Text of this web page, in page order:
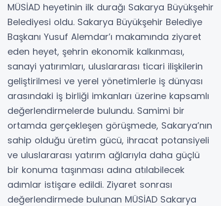
MÜSİAD heyetinin ilk durağı Sakarya Büyükşehir
Belediyesi oldu. Sakarya Büyükşehir Belediye
Başkanı Yusuf Alemdar’ı makamında ziyaret
eden heyet, şehrin ekonomik kalkınması,
sanayi yatırımları, uluslararası ticari ilişkilerin
geliştirilmesi ve yerel yönetimlerle iş dünyası
arasındaki iş birliği imkanları üzerine kapsamlı
değerlendirmelerde bulundu. Samimi bir
ortamda gerçekleşen görüşmede, Sakarya’nın
sahip olduğu üretim gücü, ihracat potansiyeli
ve uluslararası yatırım ağlarıyla daha güçlü
bir konuma taşınması adına atılabilecek
adımlar istişare edildi. Ziyaret sonrası
değerlendirmede bulunan MÜSİAD Sakarya